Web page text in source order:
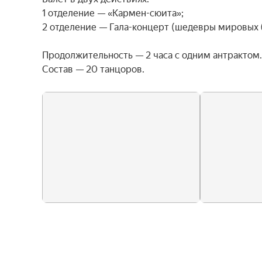
1 отделение — «Кармен-сюита»;
2 отделение — Гала-концерт (шедевры мировых
Продолжительность — 2 часа с одним антрактом.
Состав — 20 танцоров.